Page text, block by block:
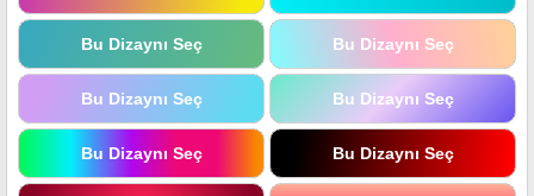
Bu Dizaynı Seç Bu Dizaynı Seç
Bu Dizaynı Seç Bu Dizaynı Seç
Bu Dizaynı Seç Bu Dizaynı Seç